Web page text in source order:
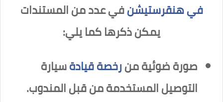
في هنقرستيشنفي عدد من المستندات
يمكن ذكرها كما يلي:
صورة ضوئية منرخصة قيادةسيارة
التوصيل المستخدمة من قبل المندوب.